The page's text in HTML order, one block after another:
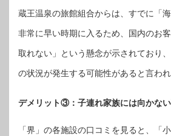
蔵王温泉の旅館組合からは、すでに「
非常に早い時期に入るため、国内のお
取れない」という懸念が示されており
の状況が発生する可能性があると言われ
デメリット③：子連れ家族には向かな
「界」の各施設の口コミを見ると、「